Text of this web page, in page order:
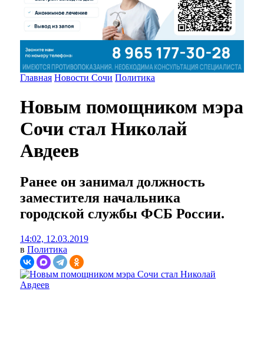
Главная Новости Сочи Политика
Новым помощником мэра
Сочи стал Николай
Авдеев
Ранее он занимал должность
заместителя начальника
городской службы ФСБ России.
14:02, 12.03.2019
в Политика